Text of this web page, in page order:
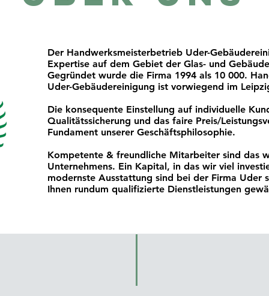
Der Handwerksmeisterbetrieb Uder-
Expertise auf dem Gebiet der Glas- und
Gegründet wurde die Firma 1994 als 10 000.
Uder-Gebäudereinigung ist vorwiegend im
Die konsequente Einstellung auf individuelle
Qualitätssicherung und das faire Preis/
Fundament unserer Geschäftsphilosophie.
Kompetente & freundliche Mitarbeiter sind das
Unternehmens. Ein Kapital, in das wir viel
modernste Ausstattung sind bei der Firma Uder
Ihnen rundum qualifizierte Dienstleistungen